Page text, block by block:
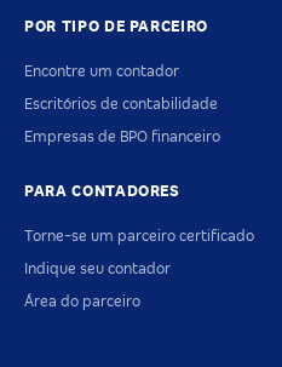
POR TIPO DE PARCEIRO
Encontre um contador
Escritórios de contabilidade
Empresas de BPO financeiro
PARA CONTADORES
Torne-se um parceiro certificado
Indique seu contador
Área do parceiro